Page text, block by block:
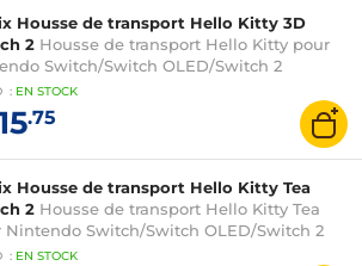
Housse de transport Hello Kitty 3D
2 Housse de transport Hello Kitty pour
Switch/Switch OLED/Switch 2
: EN STOCK
.75
Housse de transport Hello Kitty Tea
2 Housse de transport Hello Kitty Tea
Nintendo Switch/Switch OLED/Switch 2
: EN STOCK